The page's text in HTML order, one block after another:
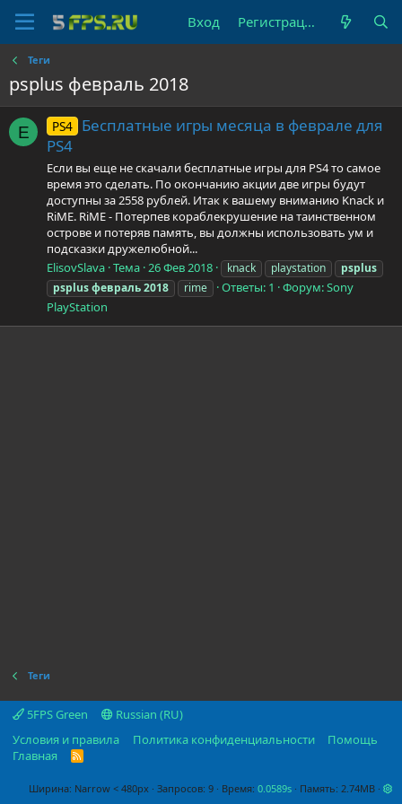
Вход Регистрация
Теги
psplus февраль 2018
E PS4 Бесплатные игры месяца в феврале для
PS4
Если вы еще не скачали бесплатные игры для PS4 то самое
время это сделать. По окончанию акции две игры будут
доступны за 2558 рублей. Итак к вашему вниманию Knack и
RiME. RiME - Потерпев кораблекрушение на таинственном
острове и потеряв память, вы должны использовать ум и
подсказки дружелюбной...
ElisovSlava Тема 26 Фев 2018 knack playstation
psplus
psplusфевраль2018 rime Ответы: 1 Форум:Sony
PlayStation
Теги
5FPS Green
Russian (RU)
Условия и правила
Политика конфиденциальности
Помощь
Главная
R
Ширина Запросов 9 Время 0.0589s Память 2.74MB